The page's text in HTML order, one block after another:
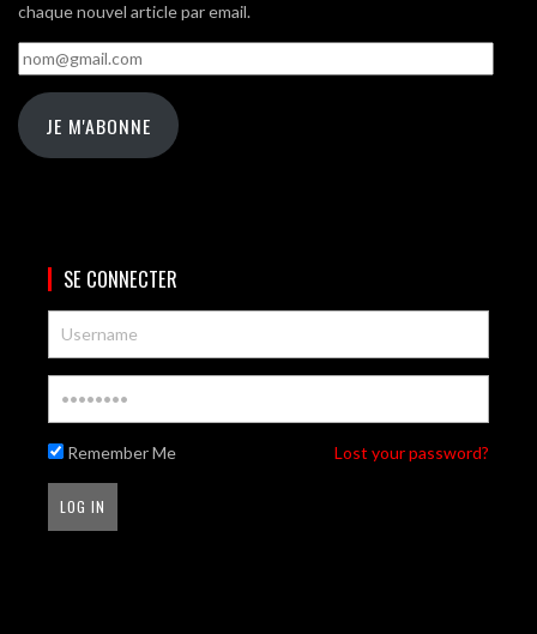
chaque nouvel article par email.
nom@gmail.com
JE M'ABONNE
SE CONNECTER
Remember Me Lost your password?